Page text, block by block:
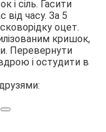
і сіль. Гасити
від часу. За 5
оцет.
кришок,
Перевернути
і остудити в